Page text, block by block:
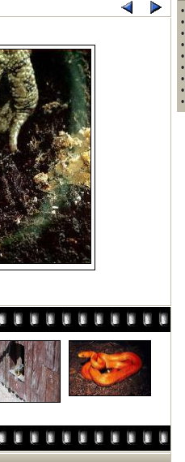
•
•
•
•